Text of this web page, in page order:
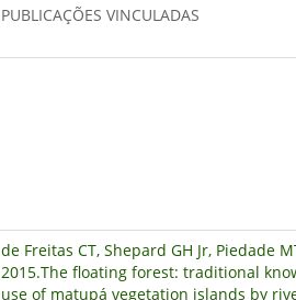
PUBLICAÇÕES VINCULADAS
de Freitas CT, Shepard GH Jr, Piedade
2015.The floating forest: traditional
use of matupá vegetation islands by